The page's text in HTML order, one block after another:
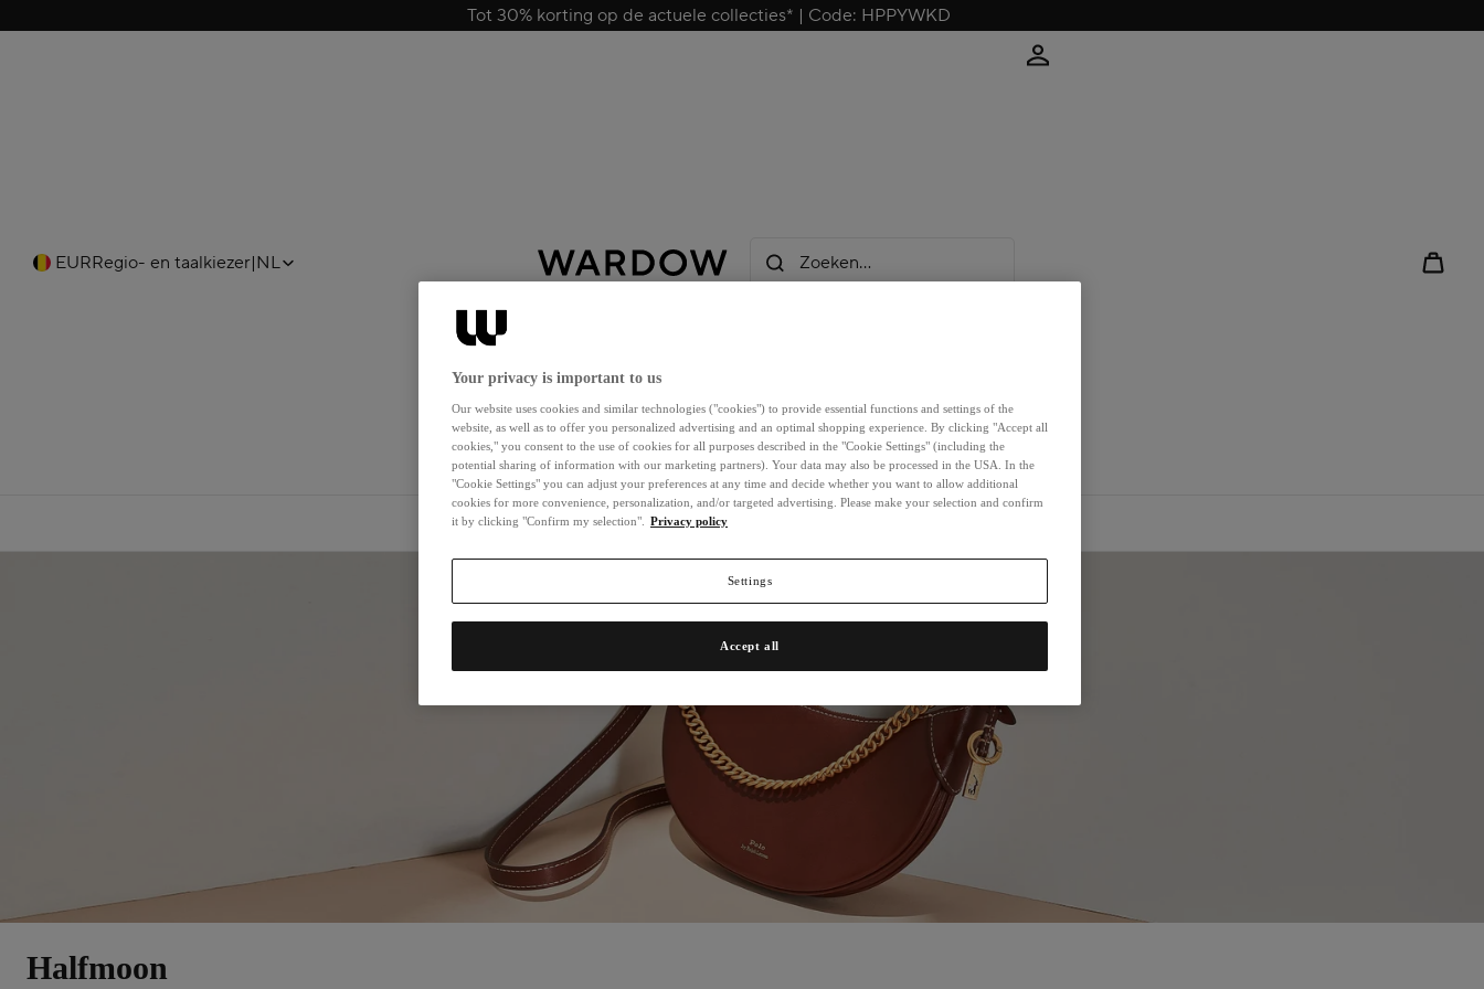
Tot 30% korting op de actuele collecties* | Code: HPPYWKD
EURRegio- en taalkiezer|NL Zoeken…
Nieuw
Halfmoon
Your privacy is important to us
Our website uses cookies and similar technologies ("cookies") to provide essential functions and settings of the
website, as well as to offer you personalized advertising and an optimal shopping experience. By clicking "Accept all
cookies," you consent to the use of cookies for all purposes described in the "Cookie Settings" (including the
potential sharing of information with our marketing partners). Your data may also be processed in the USA. In the
"Cookie Settings" you can adjust your preferences at any time and decide whether you want to allow additional
cookies for more convenience, personalization, and/or targeted advertising. Please make your selection and confirm
it by clicking "Confirm my selection".
Privacy policy
Settings
Accept all